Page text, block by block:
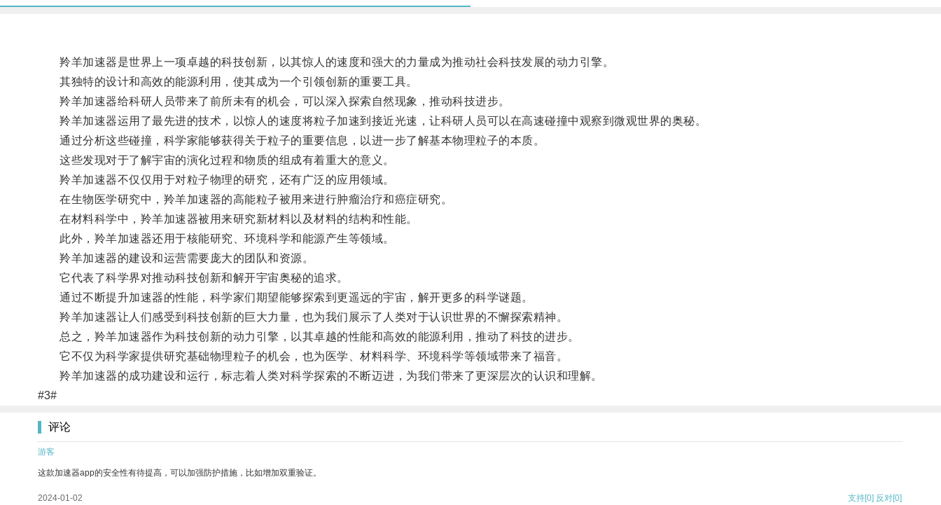
羚羊加速器是世界上一项卓越的科技创新，以其惊人的速度和强大的力量成为推动社会科技发展的动力引擎。
其独特的设计和高效的能源利用，使其成为一个引领创新的重要工具。
羚羊加速器给科研人员带来了前所未有的机会，可以深入探索自然现象，推动科技进步。
羚羊加速器运用了最先进的技术，以惊人的速度将粒子加速到接近光速，让科研人员可以在高速碰撞中观察到微观世界的奥秘。
通过分析这些碰撞，科学家能够获得关于粒子的重要信息，以进一步了解基本物理粒子的本质。
这些发现对于了解宇宙的演化过程和物质的组成有着重大的意义。
羚羊加速器不仅仅用于对粒子物理的研究，还有广泛的应用领域。
在生物医学研究中，羚羊加速器的高能粒子被用来进行肿瘤治疗和癌症研究。
在材料科学中，羚羊加速器被用来研究新材料以及材料的结构和性能。
此外，羚羊加速器还用于核能研究、环境科学和能源产生等领域。
羚羊加速器的建设和运营需要庞大的团队和资源。
它代表了科学界对推动科技创新和解开宇宙奥秘的追求。
通过不断提升加速器的性能，科学家们期望能够探索到更遥远的宇宙，解开更多的科学谜题。
羚羊加速器让人们感受到科技创新的巨大力量，也为我们展示了人类对于认识世界的不懈探索精神。
总之，羚羊加速器作为科技创新的动力引擎，以其卓越的性能和高效的能源利用，推动了科技的进步。
它不仅为科学家提供研究基础物理粒子的机会，也为医学、材料科学、环境科学等领域带来了福音。
羚羊加速器的成功建设和运行，标志着人类对科学探索的不断迈进，为我们带来了更深层次的认识和理解。
#3#
评论
游客
这款加速器app的安全性有待提高，可以加强防护措施，比如增加双重验证。
2024-01-02 支持[0] 反对[0]